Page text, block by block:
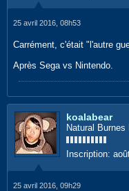
25 avril 2016, 08h53
Carrément, c'était "l'autre
Après Sega vs Nintendo.
koalabear
Natural Burnes
Inscription:
25 avril 2016, 09h29